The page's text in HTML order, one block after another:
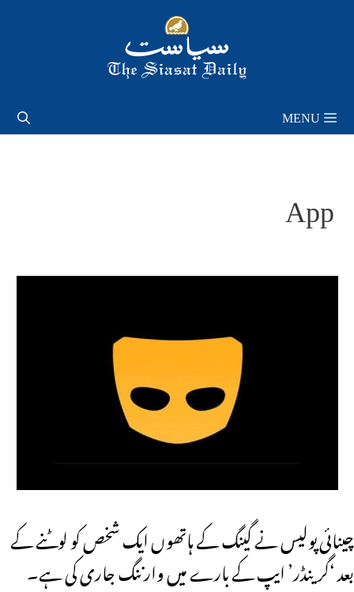
MENU
App
چینائی پولیس نے گینگ کے ہاتھوں ایک شخص کو لوٹنے کے
بعد ‘گرینڈر’ ایپ کے بارے میں وارننگ جاری کی ہے۔